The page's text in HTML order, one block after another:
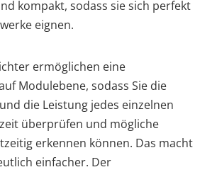
kompakt, sodass sie sich perfekt
eignen.
ermöglichen eine
Modulebene, sodass Sie die
die Leistung jedes einzelnen
überprüfen und mögliche
erkennen können. Das macht
einfacher. Der